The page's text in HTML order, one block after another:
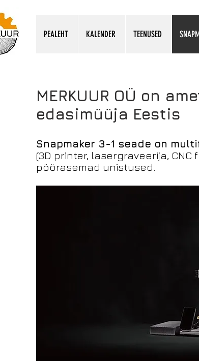
PEALEHT KALENDER TEENUSED
MERKUUR OÜ on
edasimüüja Eestis
Snapmaker 3-1 seade on
(3D printer, lasergraveerija,
pöörasemad unistused.